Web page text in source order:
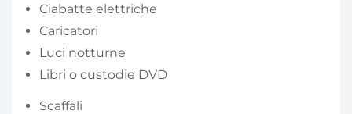
Ciabatte elettriche
Caricatori
Luci notturne
Libri o custodie DVD
Scaffali